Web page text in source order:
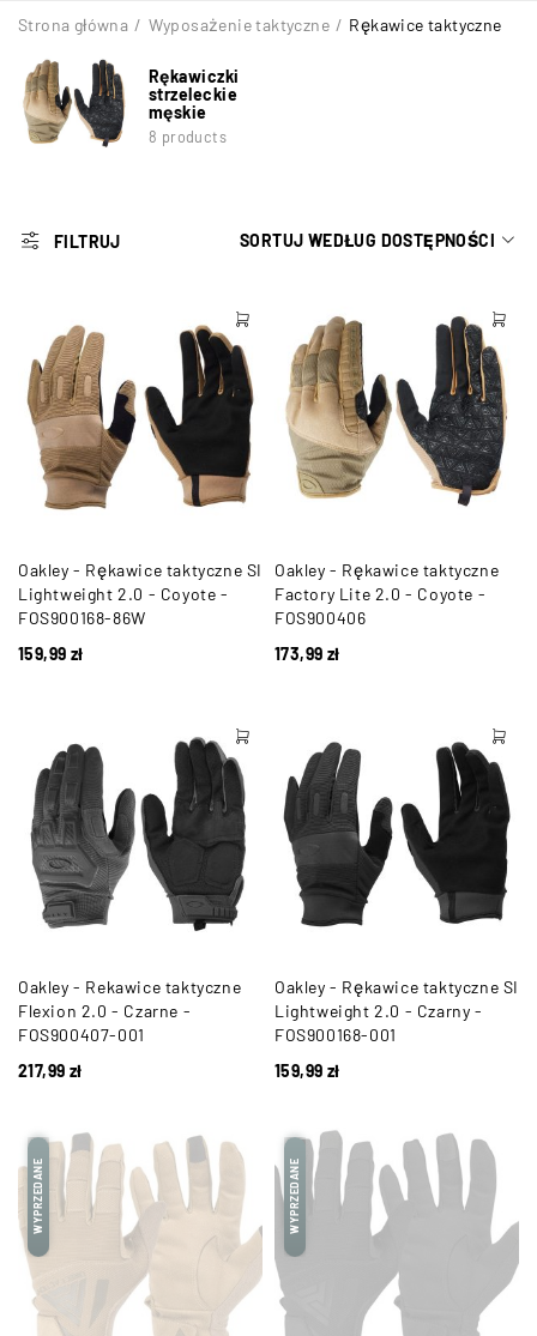
Strona główna / Wyposażenie taktyczne / Rękawice taktyczne
8 products
Rękawiczki
strzeleckie
męskie
FILTRUJ SORTUJ WEDŁUG DOSTĘPNOŚCI
Oakley - Rękawice taktyczne SI
Lightweight 2.0 - Coyote -
FOS900168-86W
159,99 zł
Oakley - Rękawice taktyczne
Factory Lite 2.0 - Coyote -
FOS900406
173,99 zł
Oakley - Rekawice taktyczne
Flexion 2.0 - Czarne -
FOS900407-001
217,99 zł
Oakley - Rękawice taktyczne SI
Lightweight 2.0 - Czarny -
FOS900168-001
159,99 zł
WYPRZEDANE WYPRZEDANE